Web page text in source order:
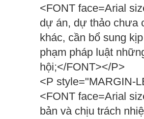
<FONT face=Arial
dự án, dự thảo chưa
khác, cần bổ sung
phạm pháp luật
hội;</FONT></P>
<P style="MARGIN-
<FONT face=Arial
bản và chịu trách